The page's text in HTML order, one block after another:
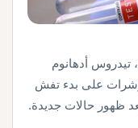
تيدروس أدهانوم
مؤشرات على بدء تفش
ظهور حالات جديدة.